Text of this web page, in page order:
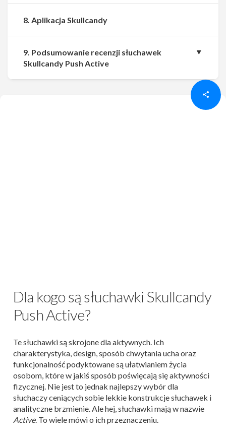
Udostępnij
Dla kogo są słuchawki Skullcandy
Push Active?
Te słuchawki są skrojone dla aktywnych. Ich
charakterystyka, design, sposób chwytania ucha oraz
funkcjonalność podyktowane są ułatwianiem życia
osobom, które w jakiś sposób poświęcają się aktywności
fizycznej. Nie jest to jednak najlepszy wybór dla
słuchaczy ceniących sobie lekkie konstrukcje słuchawek i
analityczne brzmienie. Ale hej, słuchawki mają w nazwie
Active. To wiele mówi o ich przeznaczeniu.
8. Aplikacja Skullcandy
9. Podsumowanie recenzji słuchawek
Skullcandy Push Active